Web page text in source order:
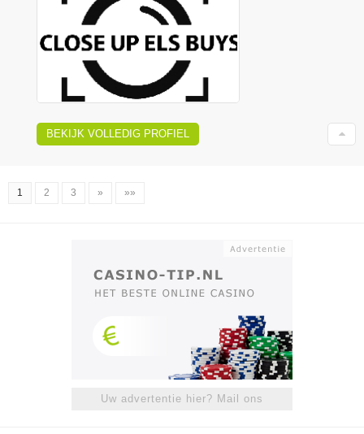
BEKIJK VOLLEDIG PROFIEL
1 2 3 » »»
Uw advertentie hier? Mail ons